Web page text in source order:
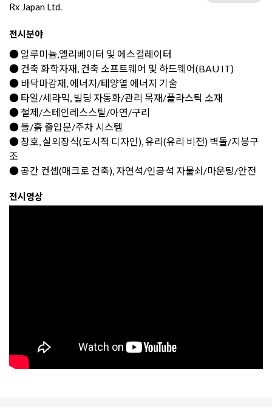
Rx Japan Ltd.
전시분야
● 알루미늄,엘리베이터 및 에스컬레이터
● 건축 화학자재, 건축 소프트웨어 및 하드웨어(BAU IT)
● 바닥마감재, 에너지/태양열 에너지 기술
● 타일/세라믹, 빌딩 자동화/관리 목재/플라스틱 소재
● 철제/스테인레스스틸/아연/구리
● 돌/흙 출입문/주차 시스템
● 창호, 실외장식(도시적 디자인), 유리(유리 비전) 벽돌/지붕구
조
● 공간 컨셉(매크로 건축), 자연석/인공석 자물쇠/마운팅/안전
전시영상